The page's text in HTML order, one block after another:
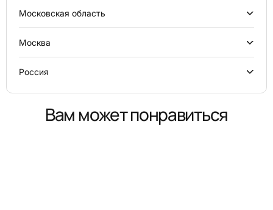
Московская область
Москва
Россия
Вам может понравиться